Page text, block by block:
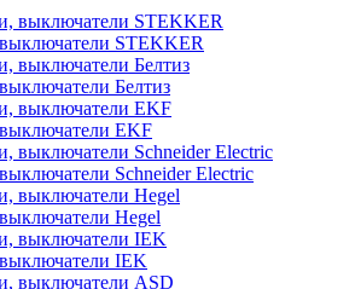
STEKKER
Белтиз
EKF
Schneider Electric
Hegel
IEK